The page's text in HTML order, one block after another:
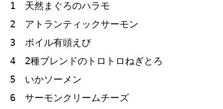
1 天然まぐろのハラモ
2 アトランティックサーモン
3 ボイル有頭えび
4 2種ブレンドのトロトロねぎとろ
5 いかソーメン
6 サーモンクリームチーズ